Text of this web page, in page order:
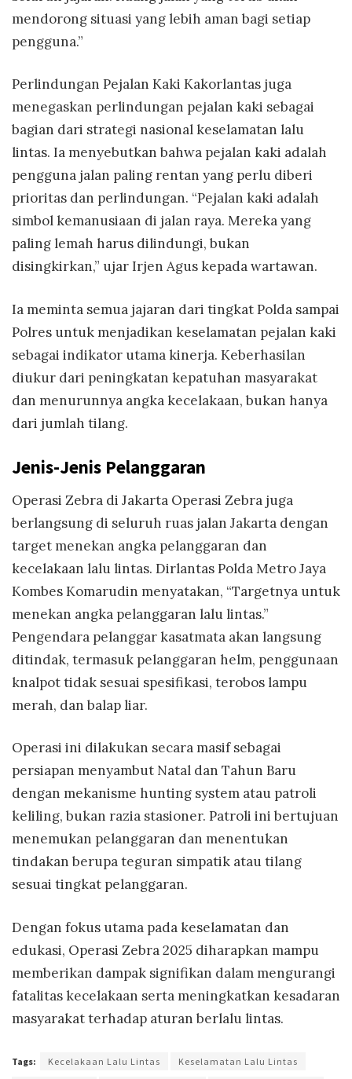
mendorong situasi yang lebih aman bagi setiap
pengguna.”
Perlindungan Pejalan Kaki Kakorlantas juga
menegaskan perlindungan pejalan kaki sebagai
bagian dari strategi nasional keselamatan lalu
lintas. Ia menyebutkan bahwa pejalan kaki adalah
pengguna jalan paling rentan yang perlu diberi
prioritas dan perlindungan. “Pejalan kaki adalah
simbol kemanusiaan di jalan raya. Mereka yang
paling lemah harus dilindungi, bukan
disingkirkan,” ujar Irjen Agus kepada wartawan.
Ia meminta semua jajaran dari tingkat Polda sampai
Polres untuk menjadikan keselamatan pejalan kaki
sebagai indikator utama kinerja. Keberhasilan
diukur dari peningkatan kepatuhan masyarakat
dan menurunnya angka kecelakaan, bukan hanya
dari jumlah tilang.
Jenis-Jenis Pelanggaran
Operasi Zebra di Jakarta Operasi Zebra juga
berlangsung di seluruh ruas jalan Jakarta dengan
target menekan angka pelanggaran dan
kecelakaan lalu lintas. Dirlantas Polda Metro Jaya
Kombes Komarudin menyatakan, “Targetnya untuk
menekan angka pelanggaran lalu lintas.”
Pengendara pelanggar kasatmata akan langsung
ditindak, termasuk pelanggaran helm, penggunaan
knalpot tidak sesuai spesifikasi, terobos lampu
merah, dan balap liar.
Operasi ini dilakukan secara masif sebagai
persiapan menyambut Natal dan Tahun Baru
dengan mekanisme hunting system atau patroli
keliling, bukan razia stasioner. Patroli ini bertujuan
menemukan pelanggaran dan menentukan
tindakan berupa teguran simpatik atau tilang
sesuai tingkat pelanggaran.
Dengan fokus utama pada keselamatan dan
edukasi, Operasi Zebra 2025 diharapkan mampu
memberikan dampak signifikan dalam mengurangi
fatalitas kecelakaan serta meningkatkan kesadaran
masyarakat terhadap aturan berlalu lintas.
Tags: Kecelakaan Lalu Lintas Keselamatan Lalu Lintas